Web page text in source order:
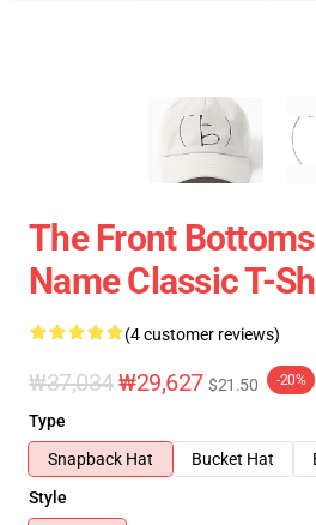
The Front
Name Classic T-
(4 customer reviews)
₩37,034₩29,627 $21.50 -20%
Type
Snapback Hat
Bucket Hat
Style